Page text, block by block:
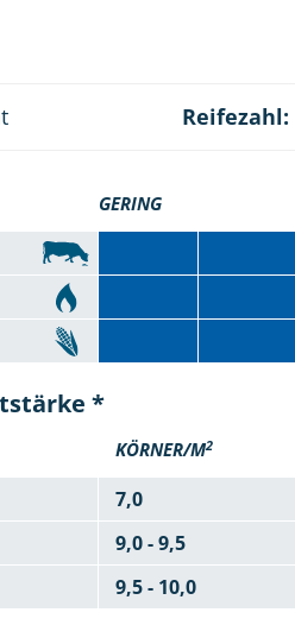
Reifezahl:
GERING
*
KÖRNER/M2
7,0
9,0 - 9,5
9,5 - 10,0